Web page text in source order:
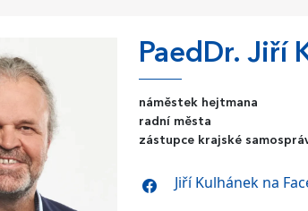
PaedDr. Jiří
náměstek hejtmana
radní města
zástupce krajské
Jiří Kulhánek na